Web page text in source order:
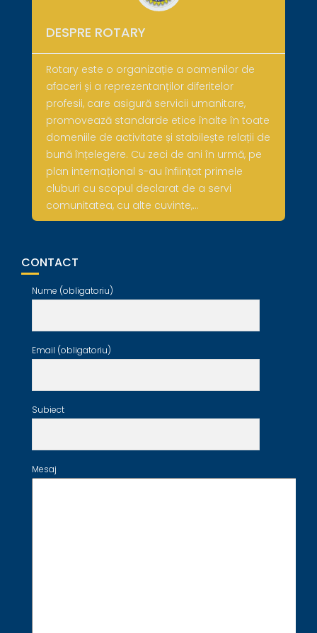
DESPRE ROTARY
Rotary este o organizație a oamenilor de
afaceri și a reprezentanților diferitelor
profesii, care asigură servicii umanitare,
promovează standarde etice înalte în toate
domeniile de activitate și stabilește relații de
bună înțelegere. Cu zeci de ani în urmă, pe
plan internațional s-au înființat primele
cluburi cu scopul declarat de a servi
comunitatea, cu alte cuvinte,…
CONTACT
Nume (obligatoriu)
Email (obligatoriu)
Subiect
Mesaj